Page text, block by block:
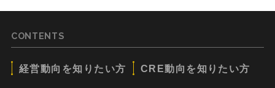
CONTENTS
経営動向を知りたい方 CRE動向を知りたい方